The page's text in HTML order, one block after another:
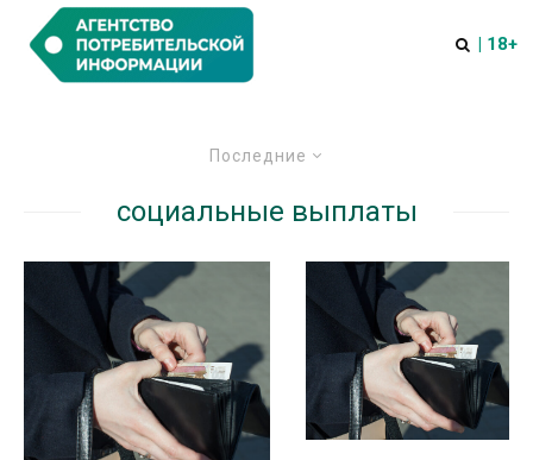
| 18+
Последние
социальные выплаты